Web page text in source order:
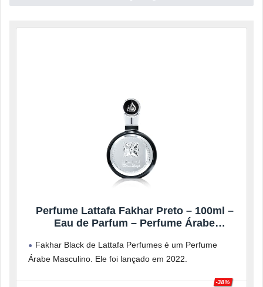
Perfume Lattafa Fakhar Preto – 100ml –
Eau de Parfum – Perfume Árabe
Fakhar Black de Lattafa Perfumes é um Perfume
Árabe Masculino. Ele foi lançado em 2022.
-38%